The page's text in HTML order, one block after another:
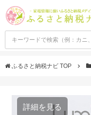
ふるさと納税ナビ TOP
詳細を見る